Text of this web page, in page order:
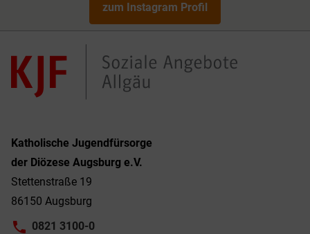
zum Instagram Profil
Katholische Jugendfürsorge
der Diözese Augsburg e.V.
Stettenstraße 19
86150 Augsburg
0821 3100-0